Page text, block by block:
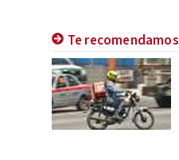
Te recomendamos